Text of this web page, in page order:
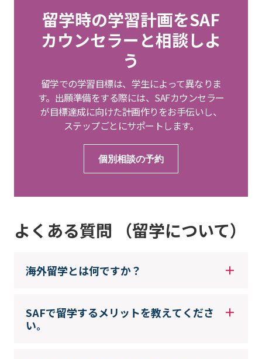
留学時の学習計画をSAF
カウンセラーと相談しよ
う
留学での学習目標は、学生によって異なりま
す。出願準備をする際には、SAFカウンセラー
が目標達成に向けた計画作りをお手伝いし、
ステップごとにサポートします。
個別相談の予約
よくある質問 （留学について）
海外留学とは何ですか？
SAFで留学するメリットを教えてくださ
い。